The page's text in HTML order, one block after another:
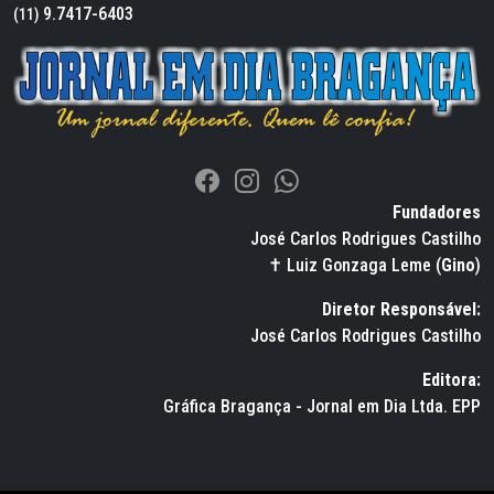
(11) 9.7417-6403
Fundadores
José Carlos Rodrigues Castilho
✝ Luiz Gonzaga Leme (Gino)
Diretor Responsável:
José Carlos Rodrigues Castilho
Editora:
Gráfica Bragança - Jornal em Dia Ltda. EPP